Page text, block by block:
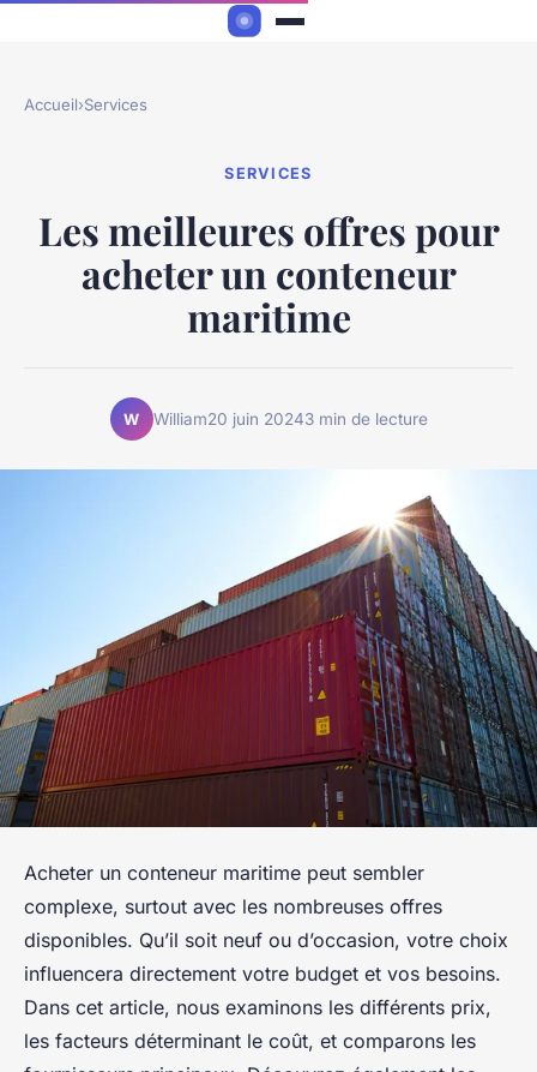
Accueil›Services
SERVICES
Les meilleures offres pour
acheter un conteneur
maritime
W William20 juin 20243 min de lecture
Acheter un conteneur maritime peut sembler
complexe, surtout avec les nombreuses offres
disponibles. Qu’il soit neuf ou d’occasion, votre choix
influencera directement votre budget et vos besoins.
Dans cet article, nous examinons les différents prix,
les facteurs déterminant le coût, et comparons les